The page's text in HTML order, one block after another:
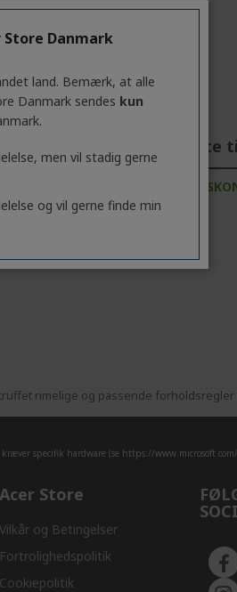
SDRAM
medfølger IKKE
Se vores bedste
OPRET EN
rimelige og passende
specifik hardware (se https://
Acer Store
Vilkår og Betingelser
Fortrolighedspolitik
Cookiepolitik
Danmark
land. Bemærk, at alle
Danmark sendes kun
men vil stadig gerne
og vil gerne finde min